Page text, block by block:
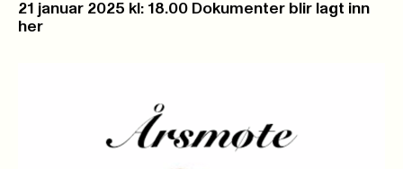
21 januar 2025 kl: 18.00 Dokumenter blir lagt inn
her